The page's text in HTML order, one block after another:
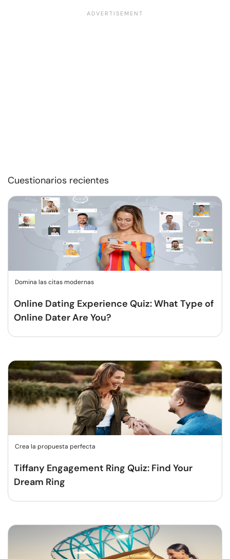
Cuestionarios recientes
Domina las citas modernas
Online Dating Experience Quiz: What Type of
Online Dater Are You?
Crea la propuesta perfecta
Tiffany Engagement Ring Quiz: Find Your
Dream Ring